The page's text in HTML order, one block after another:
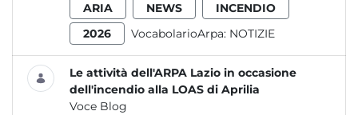
ARIA
NEWS
INCENDIO
2026
VocabolarioArpa: NOTIZIE
Le attività dell'ARPA Lazio in occasione
dell'incendio alla LOAS di Aprilia
Voce Blog